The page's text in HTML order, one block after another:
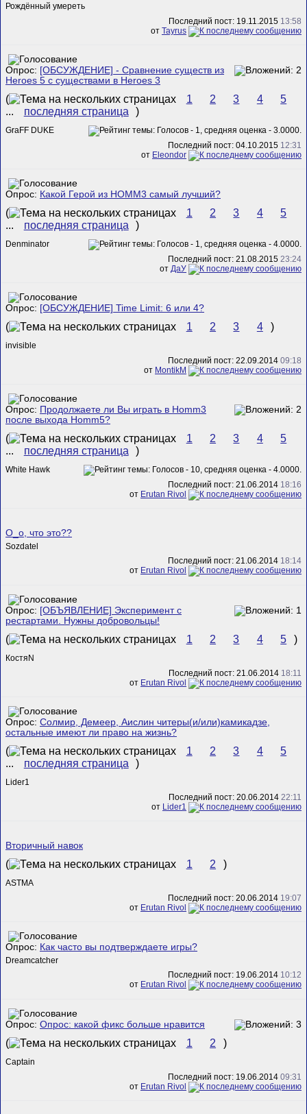
Рождённый умереть
Последний пост: 19.11.2015 13:58
от Tayrus
Опрос: [ОБСУЖДЕНИЕ] - Сравнение существ из
Heroes 5 с существами в Heroes 3
( 1 2 3 4
5
...
последняя страница )
GraFF DUKE
Последний пост: 04.10.2015 12:31
от Eleondor
Опрос: Какой Герой из HOMM3 самый лучший?
( 1 2 3 4
5
...
последняя страница )
Denminator
Последний пост: 21.08.2015 23:24
от ДаУ
Опрос: [ОБСУЖДЕНИЕ] Time Limit: 6 или 4?
( 1 2 3 4 )
invisible
Последний пост: 22.09.2014 09:18
от MontikM
Опрос: Продолжаете ли Вы играть в Homm3
после выхода Homm5?
( 1 2 3 4
5
...
последняя страница )
White Hawk
Последний пост: 21.06.2014 18:16
от Erutan Rivol
О_о, что это??
Sozdatel
Последний пост: 21.06.2014 18:14
от Erutan Rivol
Опрос: [ОБЪЯВЛЕНИЕ] Эксперимент с
рестартами. Нужны добровольцы!
( 1 2 3 4 5 )
КостяN
Последний пост: 21.06.2014 18:11
от Erutan Rivol
Опрос: Солмир, Демеер, Аислин читеры(и/или)камикадзе,
остальные имеют ли право на жизнь?
( 1 2 3 4
5
...
последняя страница )
Lider1
Последний пост: 20.06.2014 22:11
от Lider1
Вторичный навок
( 1 2 )
ASTMA
Последний пост: 20.06.2014 19:07
от Erutan Rivol
Опрос: Как часто вы подтверждаете игры?
Dreamcatcher
Последний пост: 19.06.2014 10:12
от Erutan Rivol
Опрос: Опрос: какой фикс больше нравится
( 1 2 )
Captain
Последний пост: 19.06.2014 09:31
от Erutan Rivol